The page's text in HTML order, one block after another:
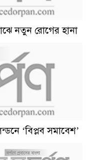
নতুন রোগের হানা
‘বিপ্লব সমাবেশ’